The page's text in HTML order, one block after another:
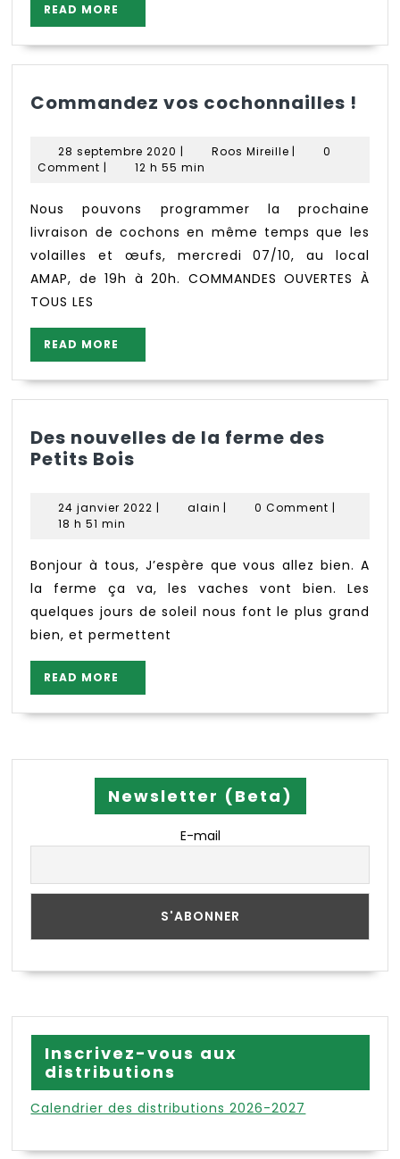
READ MORE
MORE
Commandez vos cochonnailles !
28 septembre 2020 28
septembre
| Roos MireilleRoos
|
0
Comment | 12 h 55 min
Nous pouvons programmer la prochaine
livraison de cochons en même temps que les
volailles et œufs, mercredi 07/10, au local
AMAP, de 19h à 20h. COMMANDES OUVERTES À
TOUS LES
READ MORE
MORE
Des nouvelles de la ferme des
Petits Bois
de
des
Petits
Bois
24 janvier 2022 24
| alain alain
| 0 Comment |
18 h 51 min
Bonjour à tous, J’espère que vous allez bien. A
la ferme ça va, les vaches vont bien. Les
quelques jours de soleil nous font le plus grand
bien, et permettent
READ MORE
MORE
Newsletter (Beta)
E-mail
Inscrivez-vous aux
distributions
Calendrier des distributions 2026-2027